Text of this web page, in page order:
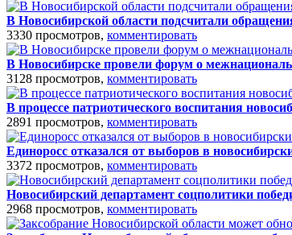
В Новосибирской области подсчитали
3330 просмотров, комментировать
В Новосибирске провели форум о
3128 просмотров, комментировать
В процессе патриотического воспитания
2891 просмотров, комментировать
Единоросс отказался от выборов в
3372 просмотров, комментировать
Новосибирский департамент соцполитики
2968 просмотров, комментировать